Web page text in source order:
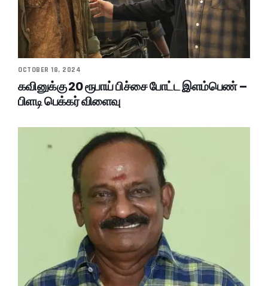
OCTOBER 18, 2024
கவினுக்கு 20 ரூபாய் பிச்சை போட்ட இளம்பெண் –
பிளடி பெக்கர் விளைவு